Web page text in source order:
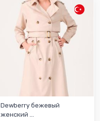
Dewberry бежевый
женский ...